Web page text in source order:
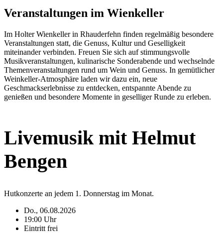
Veranstaltungen im Wienkeller
Im Holter Wienkeller in Rhauderfehn finden regelmäßig besondere
Veranstaltungen statt, die Genuss, Kultur und Geselligkeit
miteinander verbinden. Freuen Sie sich auf stimmungsvolle
Musikveranstaltungen, kulinarische Sonderabende und wechselnde
Themenveranstaltungen rund um Wein und Genuss. In gemütlicher
Weinkeller-Atmosphäre laden wir dazu ein, neue
Geschmackserlebnisse zu entdecken, entspannte Abende zu
genießen und besondere Momente in geselliger Runde zu erleben.
Livemusik mit Helmut
Bengen
Hutkonzerte an jedem 1. Donnerstag im Monat.
Do., 06.08.2026
19:00 Uhr
Eintritt frei